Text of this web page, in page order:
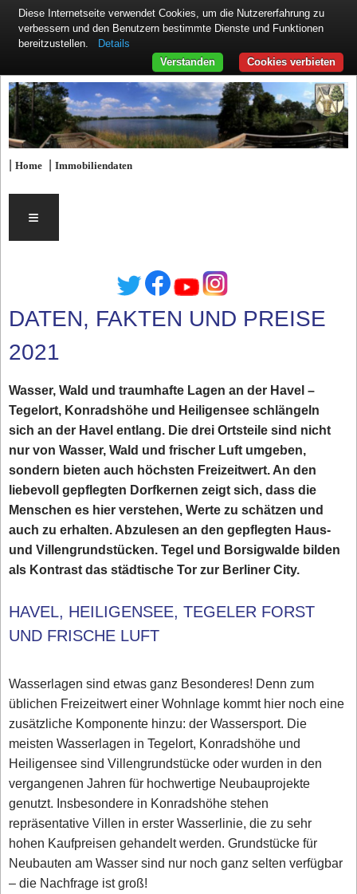
|Home |Immobiliendaten
≡
DATEN, FAKTEN UND PREISE
2021
Wasser, Wald und traumhafte Lagen an der Havel –
Tegelort, Konradshöhe und Heiligensee schlängeln
sich an der Havel entlang. Die drei Ortsteile sind nicht
nur von Wasser, Wald und frischer Luft umgeben,
sondern bieten auch höchsten Freizeitwert. An den
liebevoll gepflegten Dorfkernen zeigt sich, dass die
Menschen es hier verstehen, Werte zu schätzen und
auch zu erhalten. Abzulesen an den gepflegten Haus-
und Villengrundstücken. Tegel und Borsigwalde bilden
als Kontrast das städtische Tor zur Berliner City.
HAVEL, HEILIGENSEE, TEGELER FORST
UND FRISCHE LUFT
Wasserlagen sind etwas ganz Besonderes! Denn zum
üblichen Freizeitwert einer Wohnlage kommt hier noch eine
zusätzliche Komponente hinzu: der Wassersport. Die
meisten Wasserlagen in Tegelort, Konradshöhe und
Heiligensee sind Villengrundstücke oder wurden in den
vergangenen Jahren für hochwertige Neubauprojekte
genutzt. Insbesondere in Konradshöhe stehen
repräsentative Villen in erster Wasserlinie, die zu sehr
hohen Kaufpreisen gehandelt werden. Grundstücke für
Neubauten am Wasser sind nur noch ganz selten verfügbar
– die Nachfrage ist groß!
Diese Internetseite verwendet Cookies, um die Nutzererfahrung zu
verbessern und den Benutzern bestimmte Dienste und Funktionen
bereitzustellen.
Details
Cookies verbieten
Verstanden